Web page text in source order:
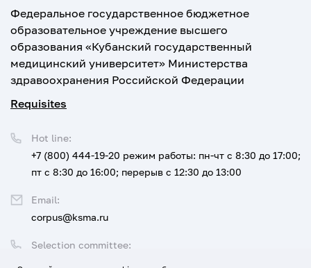
Федеральное государственное бюджетное
образовательное учреждение высшего
образования «Кубанский государственный
медицинский университет» Министерства
здравоохранения Российской Федерации
Requisites
Selection committee:
Hot line:
+7 (800) 444-19-20 режим работы: пн-чт с 8:30 до 17:00;
пт с 8:30 до 16:00; перерыв с 12:30 до 13:00
Email:
corpus@ksma.ru